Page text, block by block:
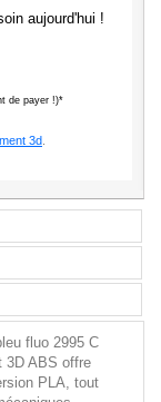
aujourd'hui !
de payer !)*
3d
fluo 2995 C
3D ABS offre
PLA, tout